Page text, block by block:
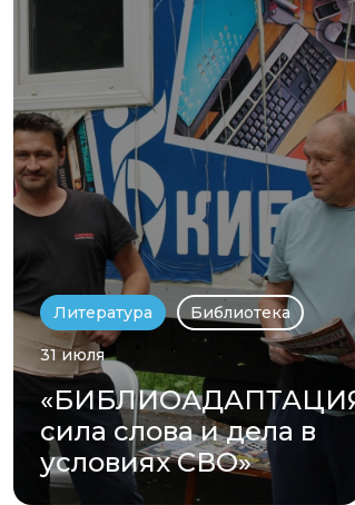
Литература Библиотека
31 июля
сила слова и дела в
условиях СВО»